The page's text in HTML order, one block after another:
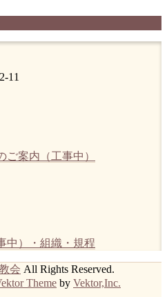
11
ご案内（工事中）
中）・組織・規程
会 All Rights Reserved.
Theme by Vektor,Inc.